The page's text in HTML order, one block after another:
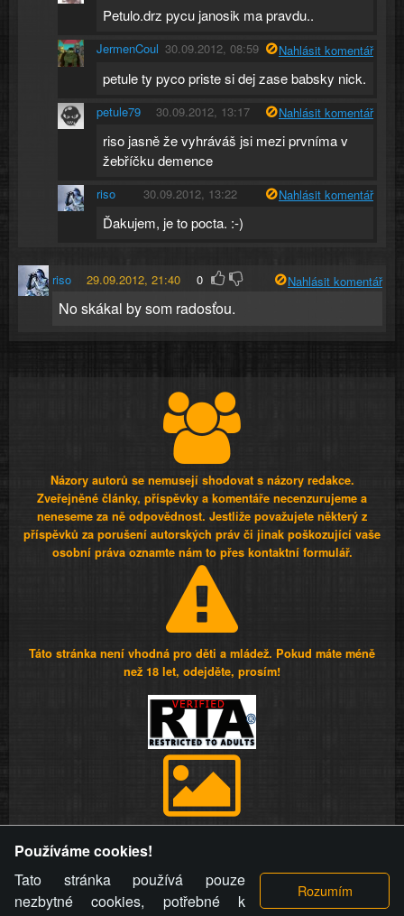
Petulo.drz pycu janosik ma pravdu..
JermenCoul 30.09.2012, 08:59 Nahlásit komentář
petule ty pyco priste si dej zase babsky nick.
petule79 30.09.2012, 13:17 Nahlásit komentář
riso jasně že vyhráváš jsi mezi prvníma v
žebříčku demence
riso 30.09.2012, 13:22 Nahlásit komentář
Ďakujem, je to pocta. :-)
riso 29.09.2012, 21:40 0 Nahlásit komentář
No skákal by som radosťou.
Názory autorů se nemusejí shodovat s názory redakce.
Zveřejněné články, příspěvky a komentáře necenzurujeme a
neneseme za ně odpovědnost. Jestliže považujete některý z
příspěvků za porušení autorských práv či jinak poškozující vaše
osobní práva oznamte nám to přes kontaktní formulář.
Táto stránka není vhodná pro děti a mládež. Pokud máte méně
než 18 let, odejděte, prosím!
videa a komentáře. Osoba, které se toto opatření provozovatele
stránky týče, ani osoba, která umístila fotografii nebo video na
stránku, nemůže z důvodu odstranění fotografie, videa nebo
komentáře pro výše uvedenou okolnost uplatnit vůči
Používáme cookies!
Tato stránka používá pouze
nezbytné cookies, potřebné k